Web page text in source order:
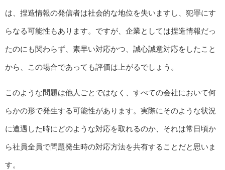
は、捏造情報の発信者は社会的な地位を失いますし、犯罪にす
らなる可能性もあります。ですが、企業としては捏造情報だっ
たのにも関わらず、素早い対応かつ、誠心誠意対応をしたこと
から、この場合であっても評価は上がるでしょう。
このような問題は他人ごとではなく、すべての会社において何
らかの形で発生する可能性があります。実際にそのような状況
に遭遇した時にどのような対応を取れるのか、それは常日頃か
ら社員全員で問題発生時の対応方法を共有することだと思いま
す。